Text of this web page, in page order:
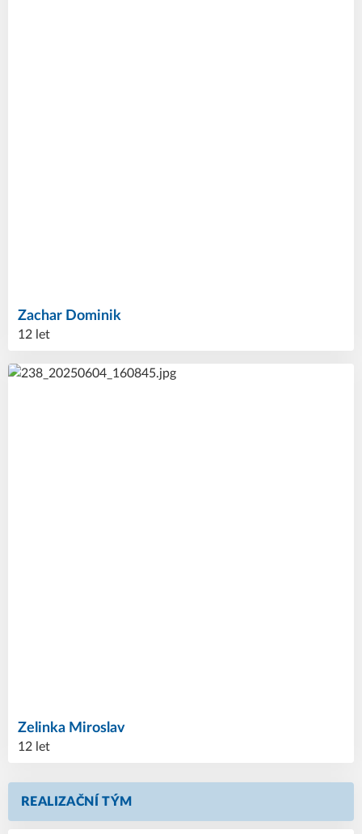
REALIZAČNÍ TÝM
Dominik
Zachar
12 let
Miroslav
Zelinka
12 let